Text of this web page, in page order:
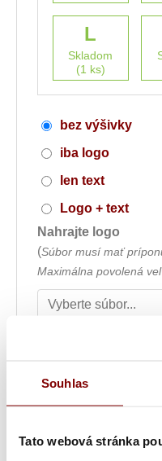
Souhlas
Tato webová stránka
L
Skladom
(1 ks)
bez výšivky
iba logo
len text
Logo + text
Nahrajte logo
(Súbor musí mať
Maximálna povolená
Font výšivky